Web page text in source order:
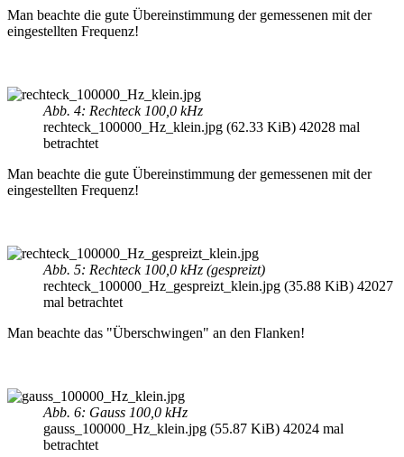
Man beachte die gute Übereinstimmung der gemessenen mit der
eingestellten Frequenz!
Abb. 4: Rechteck 100,0 kHz
rechteck_100000_Hz_klein.jpg (62.33 KiB) 42028 mal
betrachtet
Man beachte die gute Übereinstimmung der gemessenen mit der
eingestellten Frequenz!
Abb. 5: Rechteck 100,0 kHz (gespreizt)
rechteck_100000_Hz_gespreizt_klein.jpg (35.88 KiB) 42027
mal betrachtet
Man beachte das "Überschwingen" an den Flanken!
Abb. 6: Gauss 100,0 kHz
gauss_100000_Hz_klein.jpg (55.87 KiB) 42024 mal
betrachtet